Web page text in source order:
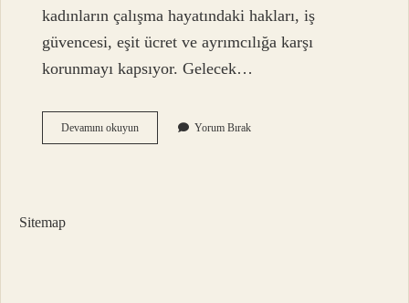
kadınların çalışma hayatındaki hakları, iş
güvencesi, eşit ücret ve ayrımcılığa karşı
korunmayı kapsıyor. Gelecek…
Devamını okuyunKadının
yasal
Yorum Bırak
Sitemap